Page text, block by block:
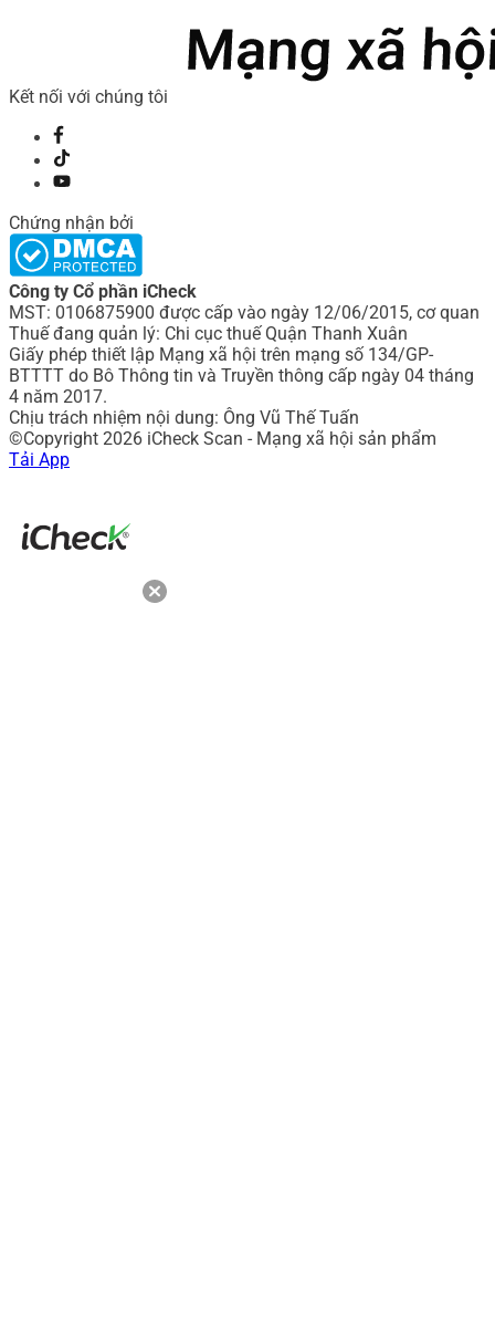
Kết nối với chúng tôi
Chứng nhận bởi
Công ty Cổ phần iCheck
MST: 0106875900 được cấp vào ngày 12/06/2015, cơ quan
Thuế đang quản lý: Chi cục thuế Quận Thanh Xuân
Giấy phép thiết lập Mạng xã hội trên mạng số 134/GP-
BTTTT do Bô Thông tin và Truyền thông cấp ngày 04 tháng
4 năm 2017.
Chịu trách nhiệm nội dung: Ông Vũ Thế Tuấn
©Copyright 2026 iCheck Scan - Mạng xã hội sản phẩm
Tải App